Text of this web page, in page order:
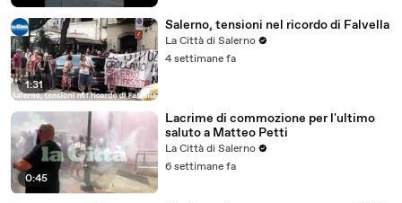
1:31
Salerno, tensioni nel ricordo di Falvella
La Città di Salerno
4 settimane fa
0:45
Lacrime di commozione per l'ultimo
saluto a Matteo Petti
La Città di Salerno
6 settimane fa